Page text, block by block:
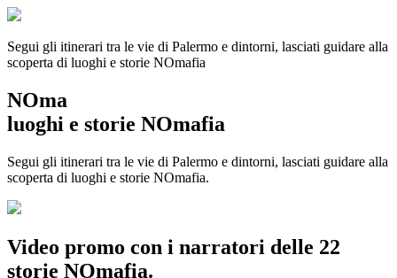
Segui gli itinerari tra le vie di Palermo e dintorni, lasciati guidare alla
scoperta di luoghi e storie NOmafia
NOma
luoghi e storie NOmafia
Segui gli itinerari tra le vie di Palermo e dintorni, lasciati guidare alla
scoperta di luoghi e storie NOmafia.
Video promo con i narratori delle 22
storie NOmafia.